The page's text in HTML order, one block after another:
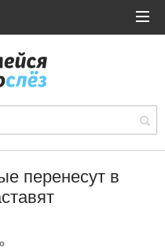
перенесут в